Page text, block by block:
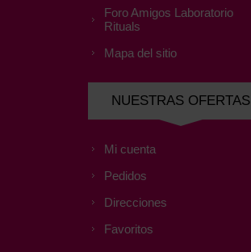
Foro Amigos Laboratorio
Rituals
Mapa del sitio
NUESTRAS OFERTAS
Mi cuenta
Pedidos
Direcciones
Favoritos